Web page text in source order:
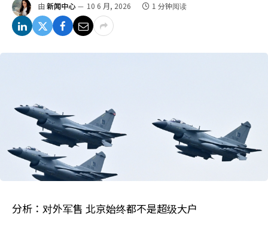
由 新闻中心 10 6 月, 2026 1 分钟阅读
分析：对外军售 北京始终都不是超级大户